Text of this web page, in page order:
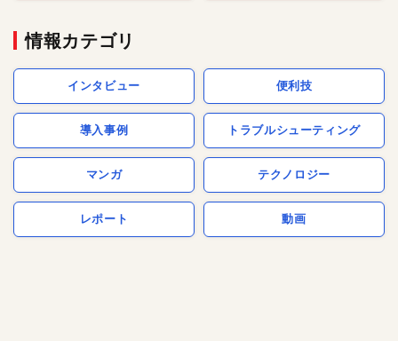
情報カテゴリ
インタビュー 便利技
導入事例 トラブルシューティング
マンガ テクノロジー
レポート 動画